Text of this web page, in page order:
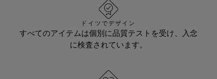
ドイツでデザイン
すべてのアイテムは個別に品質テストを受け、入念
に検査されています。